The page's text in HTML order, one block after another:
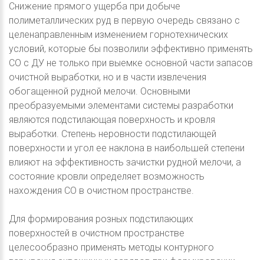
Снижение прямого ущерба при добыче
полиметаллических руд в первую очередь связано с
целенаправленным изменением горнотехнических
условий, которые бы позволили эффективно применять
СО с ДУ не только при выемке основной части запасов
очистной выработки, но и в части извлечения
обогащенной рудной мелочи. Основными
преобразуемыми элементами системы разработки
являются подстилающая поверхность и кровля
выработки. Степень неровности подстилающей
поверхности и угол ее наклона в наибольшей степени
влияют на эффективность зачистки рудной мелочи, а
состояние кровли определяет возможность
нахождения СО в очистном пространстве.
Для формирования розных подстилающих
поверхностей в очистном пространстве
целесообразно применять методы контурного